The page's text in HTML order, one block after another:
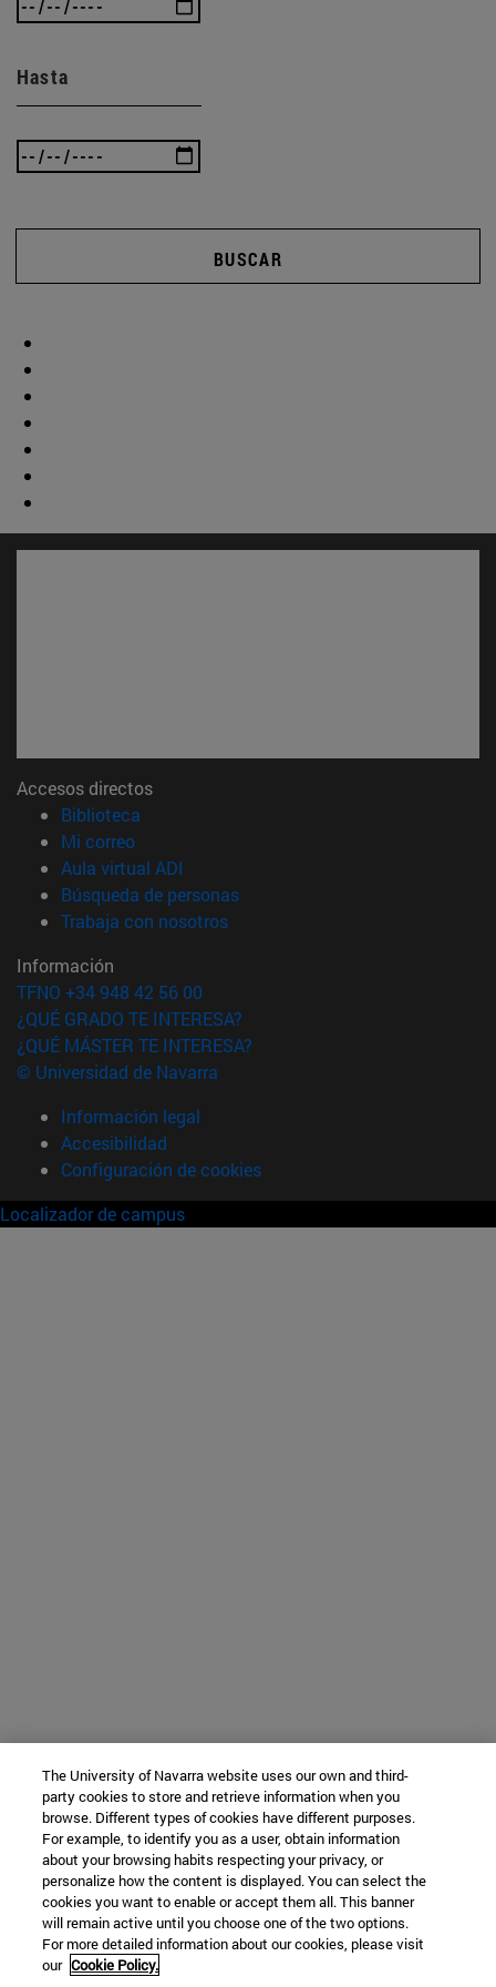
Hasta
BUSCAR
Accesos directos
Biblioteca
Mi correo(abre en nueva ventana)
Aula virtual ADI
Búsqueda de personas(abre en nueva ventana)
Trabaja con nosotros(abre en nueva ventana)
Información
TFNO +34 948 42 56 00
¿QUÉ GRADO TE INTERESA?
¿QUÉ MÁSTER TE INTERESA?
© Universidad de Navarra
Información legal
Accesibilidad
Configuración de cookies
Localizador de campus
The University of Navarra website uses our own and third-
party cookies to store and retrieve information when you
browse. Different types of cookies have different purposes.
For example, to identify you as a user, obtain information
about your browsing habits respecting your privacy, or
personalize how the content is displayed. You can select the
cookies you want to enable or accept them all. This banner
will remain active until you choose one of the two options.
For more detailed information about our cookies, please visit
our Cookie Policy.